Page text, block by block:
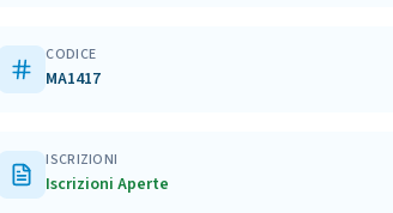
CODICE
MA1417
ISCRIZIONI
Iscrizioni Aperte